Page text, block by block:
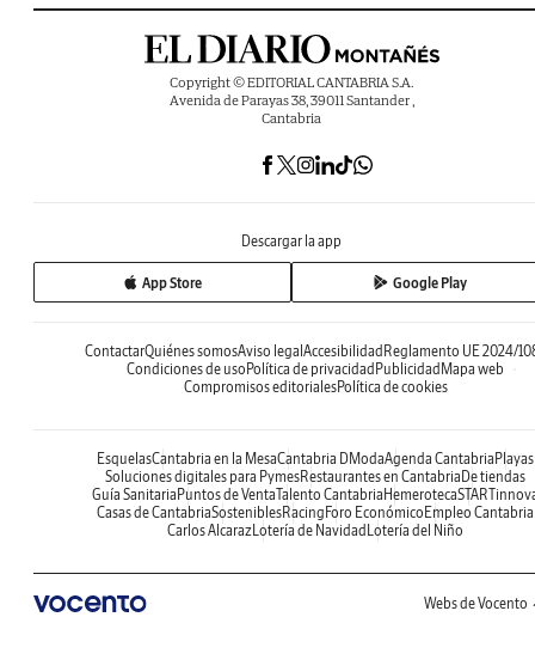
Copyright © EDITORIAL CANTABRIA S.A.
Avenida de Parayas 38, 39011 Santander ,
Cantabria
Descargar la app
App Store Google Play
ContactarQuiénes somosAviso legal Accesibilidad Reglamento UE 2024/
Condiciones de uso Política de privacidad Publicidad Mapa web
Compromisos editorialesPolítica de cookies
EsquelasCantabria en la MesaCantabria DModaAgenda Cantabria Playas
Soluciones digitales para PymesRestaurantes en Cantabria De tiendas
Guía Sanitaria Puntos de VentaTalento Cantabria Hemeroteca
Casas de CantabriaSosteniblesRacing Foro Económico Empleo Cantabria
Carlos AlcarazLotería de Navidad Lotería del Niño
Webs de Vocento